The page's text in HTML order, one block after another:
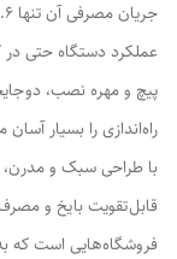
عملکرد دستگاه حتی در
پیچ و مهره نصب، دو
با طراحی سبک و
قابل تقویت با یخ و مصرف
فروشگاه‌هایی است که